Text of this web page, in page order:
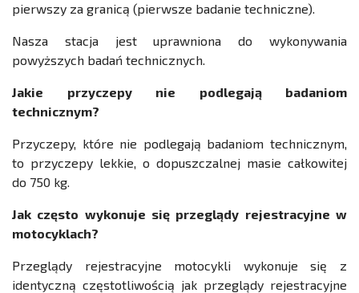
pierwszy za granicą (pierwsze badanie techniczne).
Nasza stacja jest uprawniona do wykonywania
powyższych badań technicznych.
Jakie przyczepy nie podlegają badaniom
technicznym?
Przyczepy, które nie podlegają badaniom technicznym,
to przyczepy lekkie, o dopuszczalnej masie całkowitej
do 750 kg.
Jak często wykonuje się przeglądy rejestracyjne w
motocyklach?
Przeglądy rejestracyjne motocykli wykonuje się z
identyczną częstotliwością jak przeglądy rejestracyjne